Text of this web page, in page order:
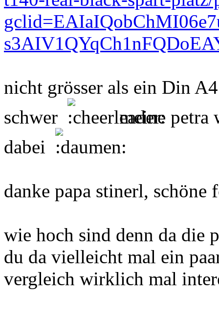
nicht grösser als ein Din
schwer
meine petra
dabei
danke papa stinerl, schöne
wie hoch sind denn da die
du da vielleicht mal ein
vergleich wirklich mal